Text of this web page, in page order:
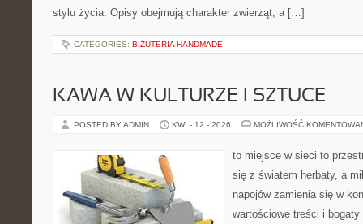
stylu życia. Opisy obejmują charakter zwierząt, a […]
CATEGORIES: BIŻUTERIA HANDMADE
KAWA W KULTURZE I SZTUCE
POSTED BY ADMIN KWI - 12 - 2026 MOŻLIWOŚĆ
to miejsce w sieci to
się z światem herbaty, a
napojów zamienia się w
wartościowe treści i